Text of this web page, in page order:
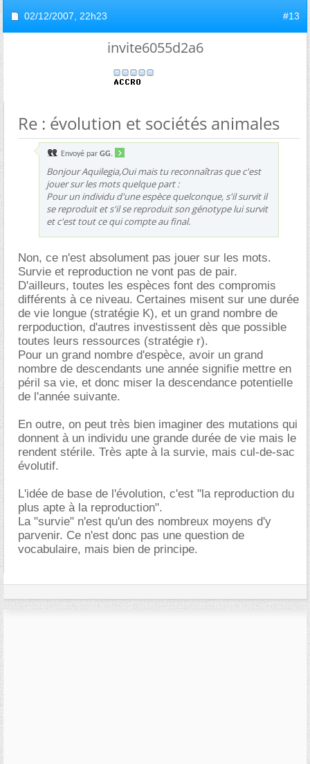
02/12/2007, 22h23 #13
invite6055d2a6
Re : évolution et sociétés animales
Envoyé par GG.
Bonjour Aquilegia,Oui mais tu reconnaîtras que c'est
jouer sur les mots quelque part :
Pour un individu d'une espèce quelconque, s'il survit il
se reproduit et s'il se reproduit son génotype lui survit
et c'est tout ce qui compte au final.
Non, ce n'est absolument pas jouer sur les mots.
Survie et reproduction ne vont pas de pair.
D'ailleurs, toutes les espèces font des compromis
différents à ce niveau. Certaines misent sur une durée
de vie longue (stratégie K), et un grand nombre de
rerpoduction, d'autres investissent dès que possible
toutes leurs ressources (stratégie r).
Pour un grand nombre d'espèce, avoir un grand
nombre de descendants une année signifie mettre en
péril sa vie, et donc miser la descendance potentielle
de l'année suivante.
En outre, on peut très bien imaginer des mutations qui
donnent à un individu une grande durée de vie mais le
rendent stérile. Très apte à la survie, mais cul-de-sac
évolutif.
L'idée de base de l'évolution, c'est "la reproduction du
plus apte à la reproduction".
La "survie" n'est qu'un des nombreux moyens d'y
parvenir. Ce n'est donc pas une question de
vocabulaire, mais bien de principe.